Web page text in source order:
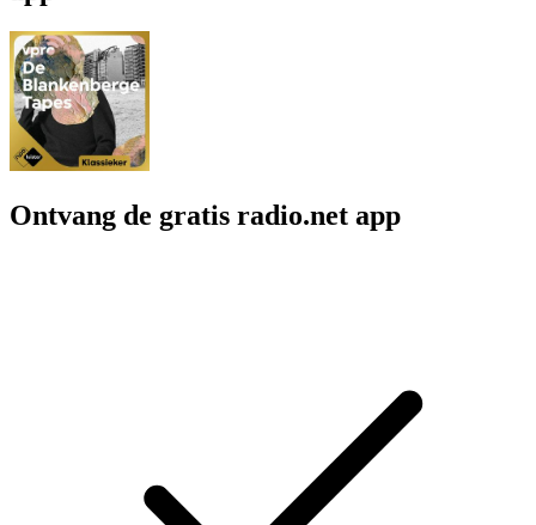
Ontvang de gratis radio.net app